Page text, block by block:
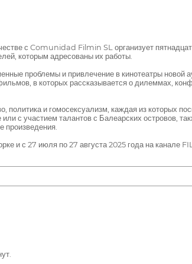
с Comunidad Filmin SL организует
которым адресованы их работы.
проблемы и привлечение в кинотеатры
в которых рассказывается о дилеммах,
политика и гомосексуализм, каждая из которых
с участием талантов с Балеарских островов,
произведения.
и с 27 июля по 27 августа 2025 года на канале